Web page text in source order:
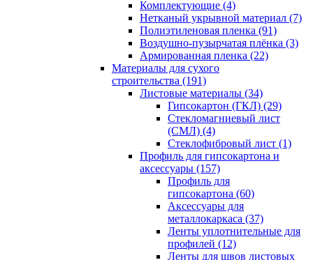
Комплектующие (4)
Нетканый укрывной материал (7)
Полиэтиленовая пленка (91)
Воздушно-пузырчатая плёнка (3)
Армированная пленка (22)
Материалы для сухого
строительства (191)
Листовые материалы (34)
Гипсокартон (ГКЛ) (29)
Стекломагниевый лист
(СМЛ) (4)
Cтеклофибровый лист (1)
Профиль для гипсокартона и
аксессуары (157)
Профиль для
гипсокартона (60)
Аксессуары для
металлокаркаса (37)
Ленты уплотнительные для
профилей (12)
Ленты для швов листовых